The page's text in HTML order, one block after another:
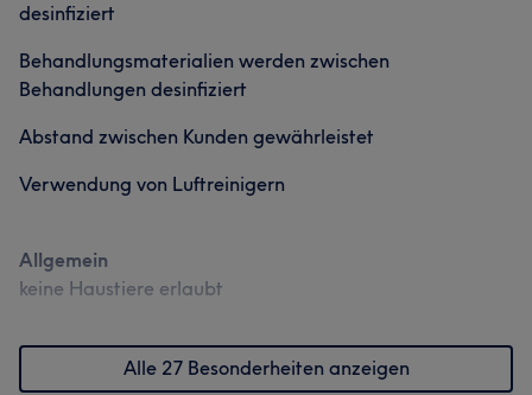
desinfiziert
Behandlungsmaterialien werden zwischen
Behandlungen desinfiziert
Abstand zwischen Kunden gewährleistet
Verwendung von Luftreinigern
Allgemein
keine Haustiere erlaubt
Alle 27 Besonderheiten anzeigen